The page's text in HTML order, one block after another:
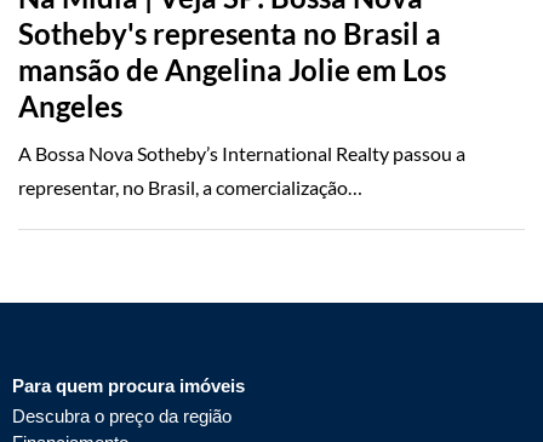
Sotheby's representa no Brasil a
mansão de Angelina Jolie em Los
Angeles
A Bossa Nova Sotheby’s International Realty passou a
representar, no Brasil, a comercialização…
Para quem procura imóveis
Descubra o preço da região